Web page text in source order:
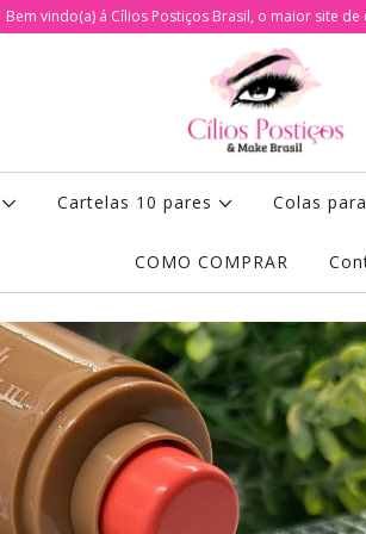
Bem vindo(a) á Cílios Postiços Brasil, o maior site
Cartelas 10 pares Colas
COMO COMPRAR